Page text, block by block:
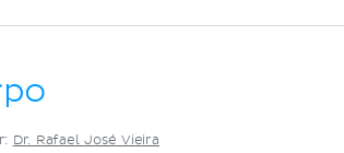
Dr. Rafael José Vieira